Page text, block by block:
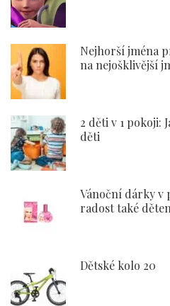
Nejhorší jména
na nejošklivější
2 děti v 1 pokoji:
děti
Vánoční dárky v
radost také
Dětské kolo 20